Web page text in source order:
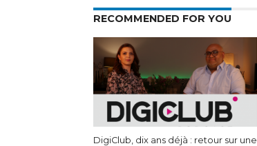
RECOMMENDED FOR YOU
DigiClub, dix ans déjà : retour sur une